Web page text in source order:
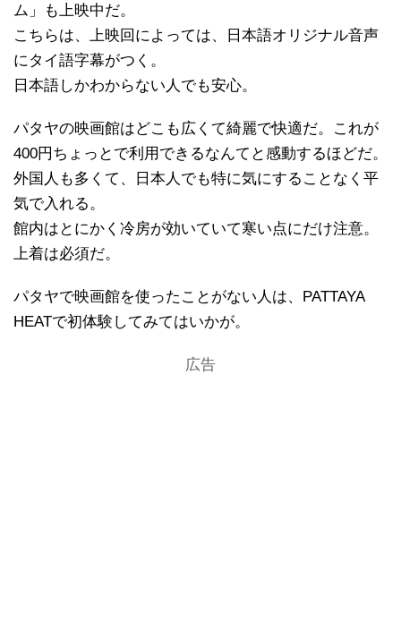
ム」も上映中だ。
こちらは、上映回によっては、日本語オリジナル音声
にタイ語字幕がつく。
日本語しかわからない人でも安心。
パタヤの映画館はどこも広くて綺麗で快適だ。これが
400円ちょっとで利用できるなんてと感動するほどだ。
外国人も多くて、日本人でも特に気にすることなく平
気で入れる。
館内はとにかく冷房が効いていて寒い点にだけ注意。
上着は必須だ。
パタヤで映画館を使ったことがない人は、PATTAYA
HEATで初体験してみてはいかが。
広告